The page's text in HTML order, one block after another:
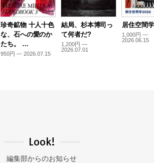
珍奇鉱物 十人十色
な、石への愛のか
たち。 …
950円 — 2026.07.15
結局、杉本博司っ
て何者だ?
1,200円 —
2026.07.01
居住空間
1,000円 —
2026.06.15
Look!
編集部からのお知らせ